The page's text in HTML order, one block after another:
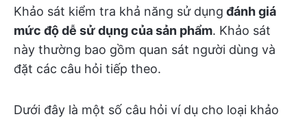
Khảo sát kiểm tra khả năng sử dụng đánh giá
mức độ dễ sử dụng của sản phẩm. Khảo sát
này thường bao gồm quan sát người dùng và
đặt các câu hỏi tiếp theo.
Dưới đây là một số câu hỏi ví dụ cho loại khảo